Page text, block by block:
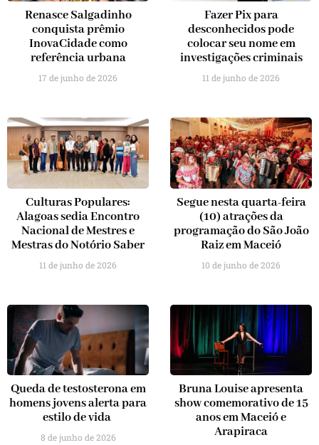
Renasce Salgadinho
conquista prêmio
InovaCidade como
referência urbana
17 de junho de 2026
Fazer Pix para
desconhecidos pode
colocar seu nome em
investigações criminais
11 de junho de 2026
Culturas Populares:
Alagoas sedia Encontro
Nacional de Mestres e
Mestras do Notório Saber
11 de junho de 2026
Segue nesta quarta-feira
(10) atrações da
programação do São João
Raiz em Maceió
10 de junho de 2026
Queda de testosterona em
homens jovens alerta para
estilo de vida
8 de junho de 2026
Bruna Louise apresenta
show comemorativo de 15
anos em Maceió e
Arapiraca